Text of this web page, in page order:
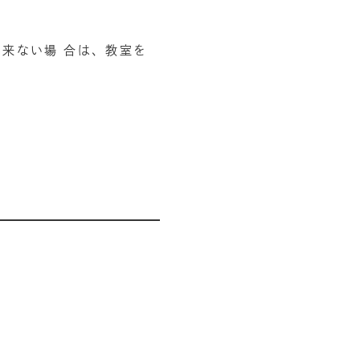
ない場 合は、教室を